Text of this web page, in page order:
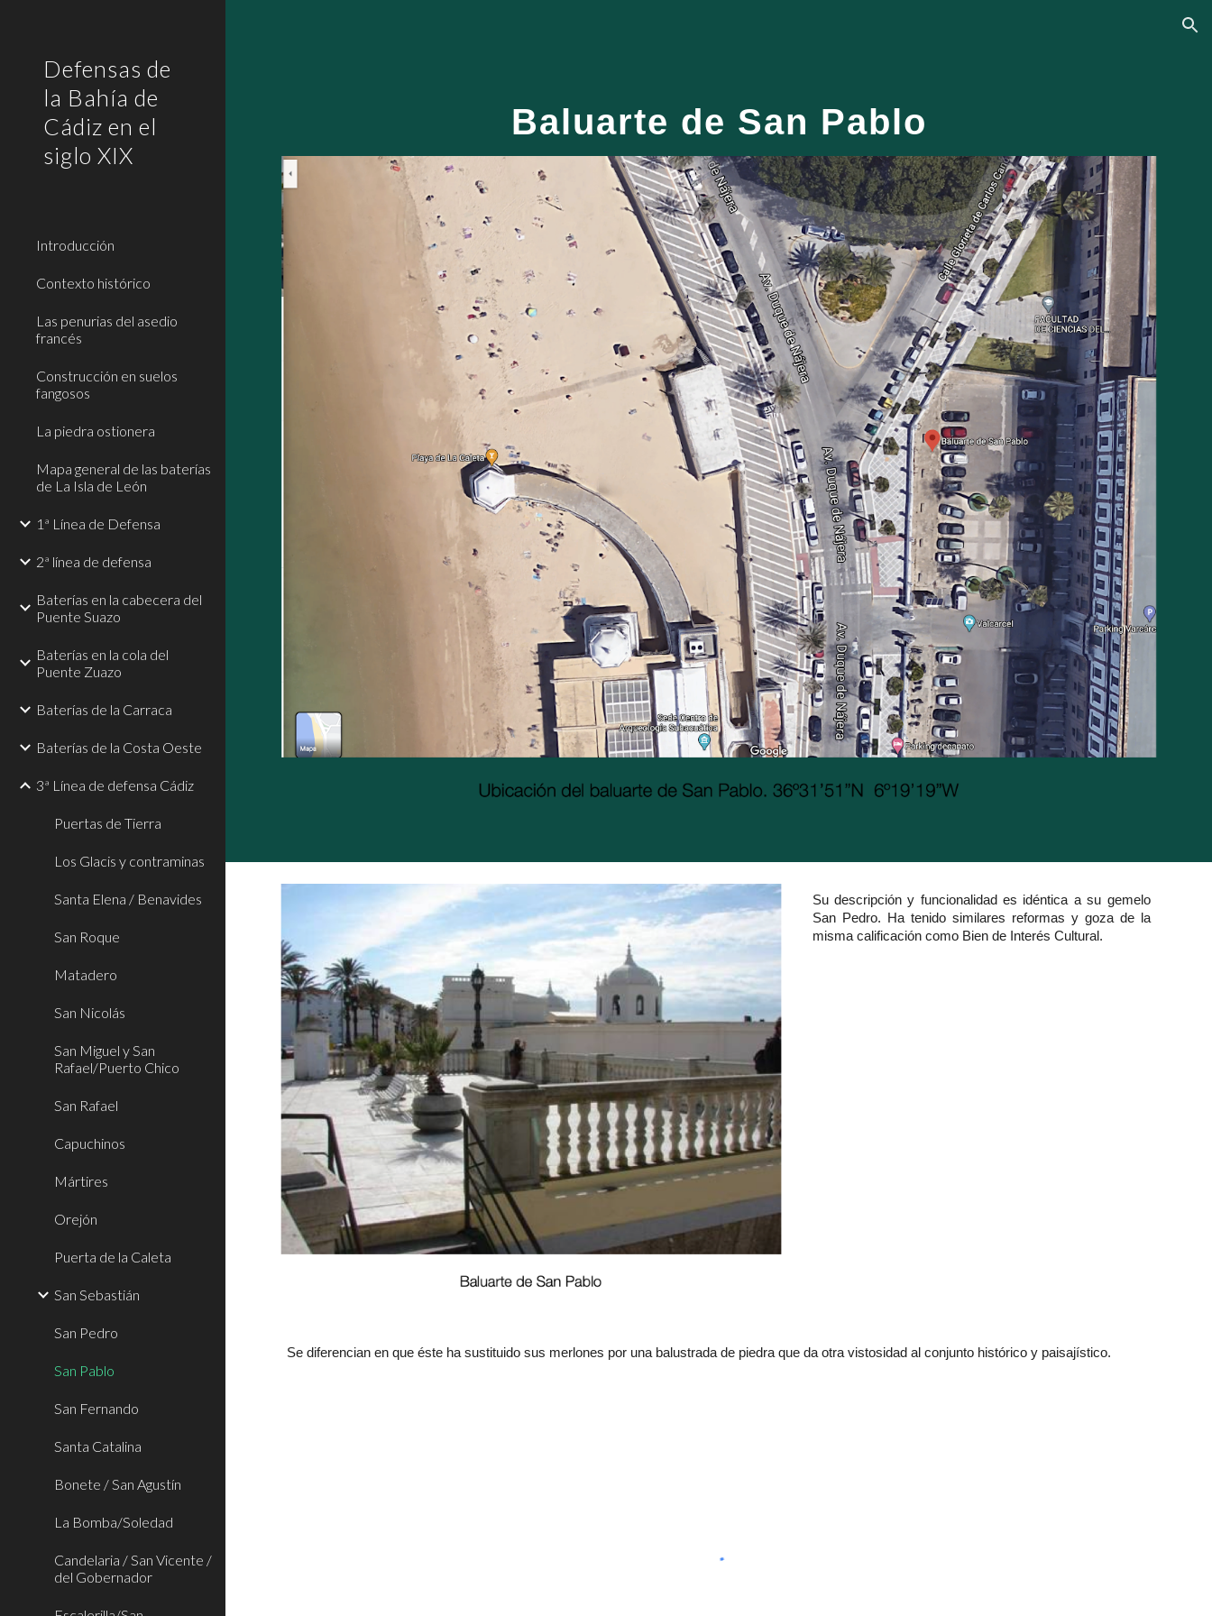
Defensas de
la Bahía de
Cádiz en el
siglo XIX
Introducción
Contexto histórico
Las penurias del asedio
francés
Construcción en suelos
fangosos
La piedra ostionera
Mapa general de las baterías
de La Isla de León
1ª Línea de Defensa
2ª línea de defensa
Baterías en la cabecera del
Puente Suazo
Baterías en la cola del
Puente Zuazo
Baterías de la Carraca
Baterías de la Costa Oeste
3ª Línea de defensa Cádiz
Puertas de Tierra
Los Glacis y contraminas
Santa Elena / Benavides
San Roque
Matadero
San Nicolás
San Miguel y San
Rafael/Puerto Chico
San Rafael
Capuchinos
Mártires
Orejón
Puerta de la Caleta
San Sebastián
San Pedro
San Pablo
San Fernando
Santa Catalina
Bonete / San Agustín
La Bomba/Soledad
Candelaria / San Vicente /
del Gobernador
Baluarte de San Pablo
Su descripción y funcionalidad es idéntica a su gemelo
San Pedro. Ha tenido similares reformas y goza de la
misma calificación como Bien de Interés Cultural.
Se diferencian en que éste ha sustituido sus merlones por una balustrada de piedra que da otra vistosidad al conjunto histórico y paisajístico.